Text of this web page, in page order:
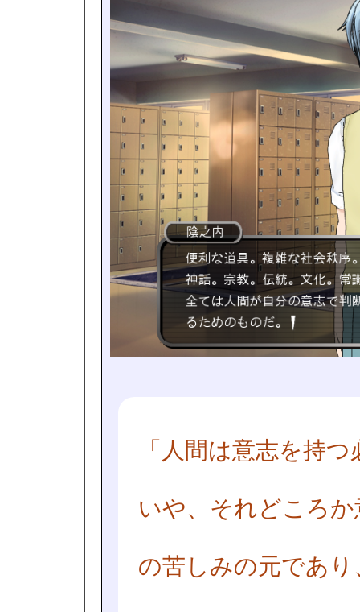
「人間は意志を持
いや、それどころ
の苦しみの元であ